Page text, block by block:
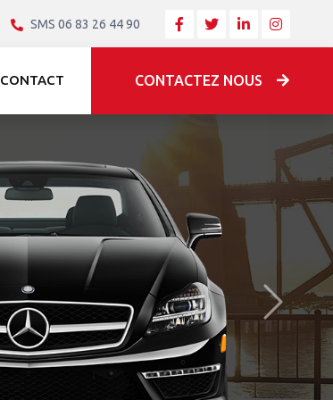
SMS 06 83 26 44 90
CONTACT CONTACTEZ NOUS
Après